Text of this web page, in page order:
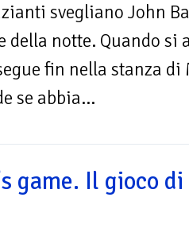
svegliano John
della notte. Quando
fin nella stanza
se abbia...
game. Il gioco di